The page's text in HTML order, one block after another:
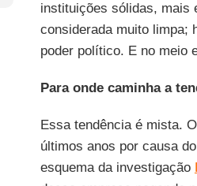
instituições sólidas, mais
considerada muito limpa;
poder político. E no meio
Para onde caminha a
Essa tendência é mista. O
últimos anos por causa
esquema da investigação